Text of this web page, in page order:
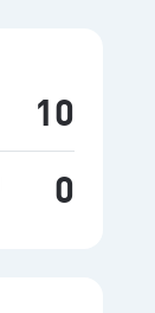
10
0